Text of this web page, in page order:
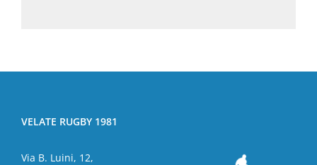
VELATE RUGBY 1981
Via B. Luini, 12,